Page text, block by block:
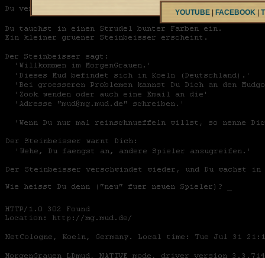
YOUTUBE FACEBOOK